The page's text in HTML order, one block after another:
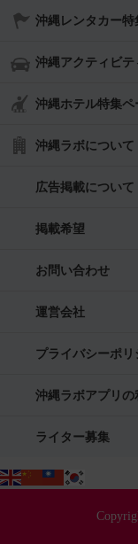
沖縄レンタカー特
沖縄アクティビ
沖縄ホテル特集ペ
沖縄ラボについて
広告掲載について
掲載希望
お問い合わせ
運営会社
プライバシーポリ
沖縄ラボアプリ
ライター募集